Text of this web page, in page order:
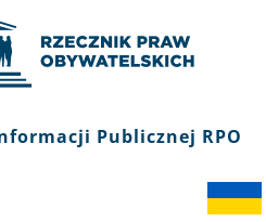
Publicznej RPO